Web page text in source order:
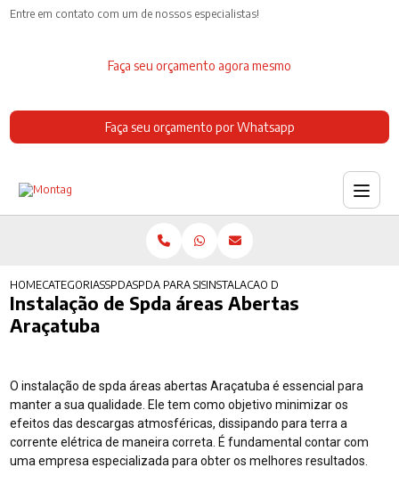
Entre em contato com um de nossos especialistas!
Faça seu orçamento agora mesmo
Faça seu orçamento por Whatsapp
HOMECATEGORIASSPDASPDA PARA SISTEMAS FOTOVOLTAICOS
INSTALACAO DE SPDA AREAS
Instalação de Spda áreas Abertas
Araçatuba
O instalação de spda áreas abertas Araçatuba é essencial para
manter a sua qualidade. Ele tem como objetivo minimizar os
efeitos das descargas atmosféricas, dissipando para terra a
corrente elétrica de maneira correta. É fundamental contar com
uma empresa especializada para obter os melhores resultados.